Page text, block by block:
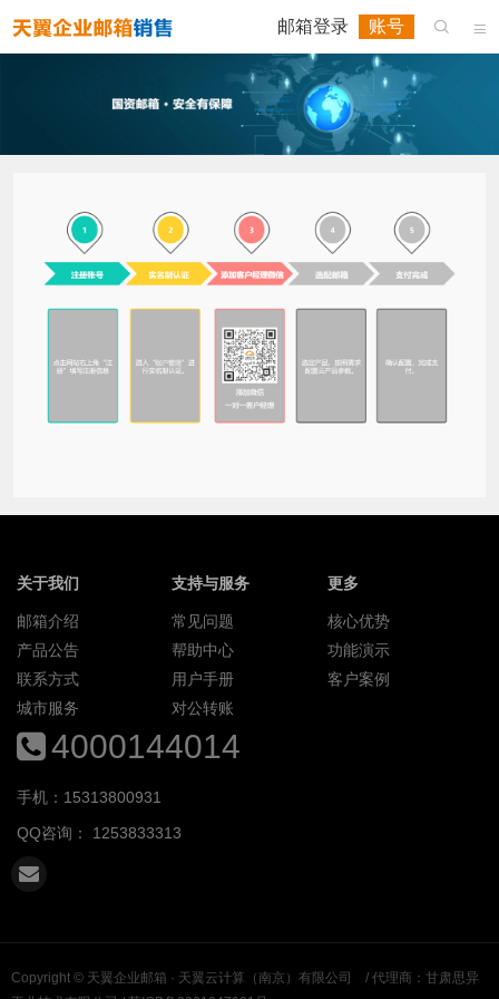

邮箱登录 账号 
关于我们
邮箱介绍
产品公告
联系方式
城市服务
支持与服务
常见问题
帮助中心
用户手册
对公转账
更多
核心优势
功能演示
客户案例
4000144014
手机：15313800931
QQ咨询： 1253833313
Copyright © 天翼企业邮箱 · 天翼云计算（南京）有限公司
/ 代理商：甘肃思异